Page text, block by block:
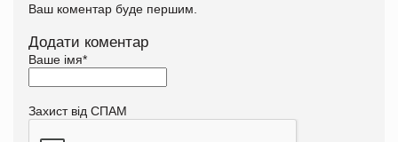
Ваш коментар буде першим.
Додати коментар
Ваше імя*
Захист від СПАМ